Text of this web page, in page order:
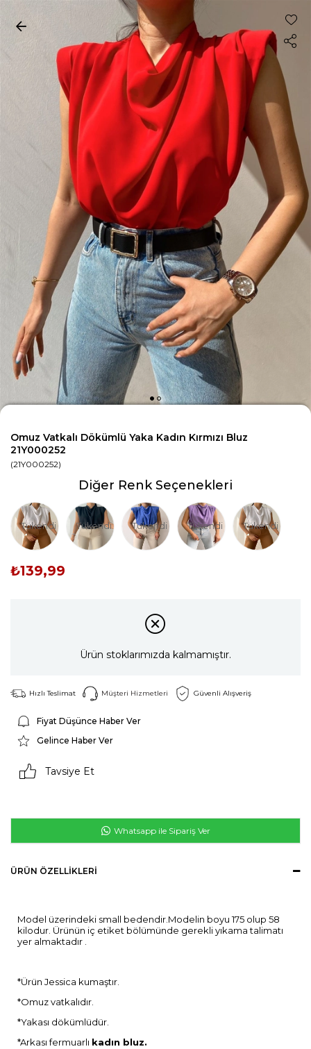
Omuz Vatkalı Dökümlü Yaka Kadın Kırmızı Bluz
21Y000252
(21Y000252)
Diğer Renk Seçenekleri
Tükendi Tükendi Tükendi Tükendi Tükendi
₺139,99
Ürün stoklarımızda kalmamıştır.
Hızlı Teslimat Müşteri Hizmetleri Güvenli Alışveriş
Fiyat Düşünce Haber Ver
Gelince Haber Ver
Tavsiye Et
Whatsapp ile Sipariş Ver
ÜRÜN ÖZELLIKLERI
Model üzerindeki small bedendir.Modelin boyu 175 olup 58
kilodur. Ürünün iç etiket bölümünde gerekli yıkama talimatı
yer almaktadır .
*Ürün Jessica kumaştır.
*Omuz vatkalıdır.
*Yakası dökümlüdür.
*Arkası fermuarlı kadın bluz.